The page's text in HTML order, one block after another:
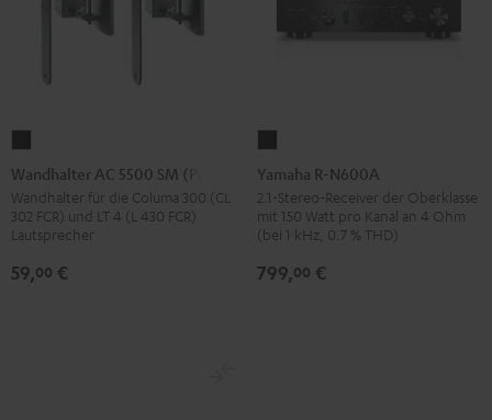
AC
5500
SM
(Paar)
Schwarz
Wandhalter AC 5500 SM (Paar)
Wandhalter für die Columa 300 (CL
302 FCR) und LT 4 (L 430 FCR)
Lautsprecher
59,00 €
N600A
Schwarz
Yamaha R-N600A
2.1-Stereo-Receiver der Oberklasse
mit 150 Watt pro Kanal an 4 Ohm
(bei 1 kHz, 0.7 % THD)
799,00 €